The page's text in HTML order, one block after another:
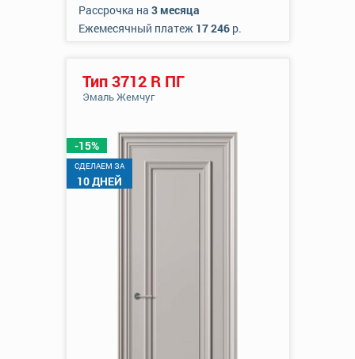
Рассрочка на 3 месяца
Ежемесячный платеж 17 246р.
-15%
CДЕЛАЕМ ЗА
10 ДНЕЙ
Тип 3712 R ПГ
Эмаль Жемчуг